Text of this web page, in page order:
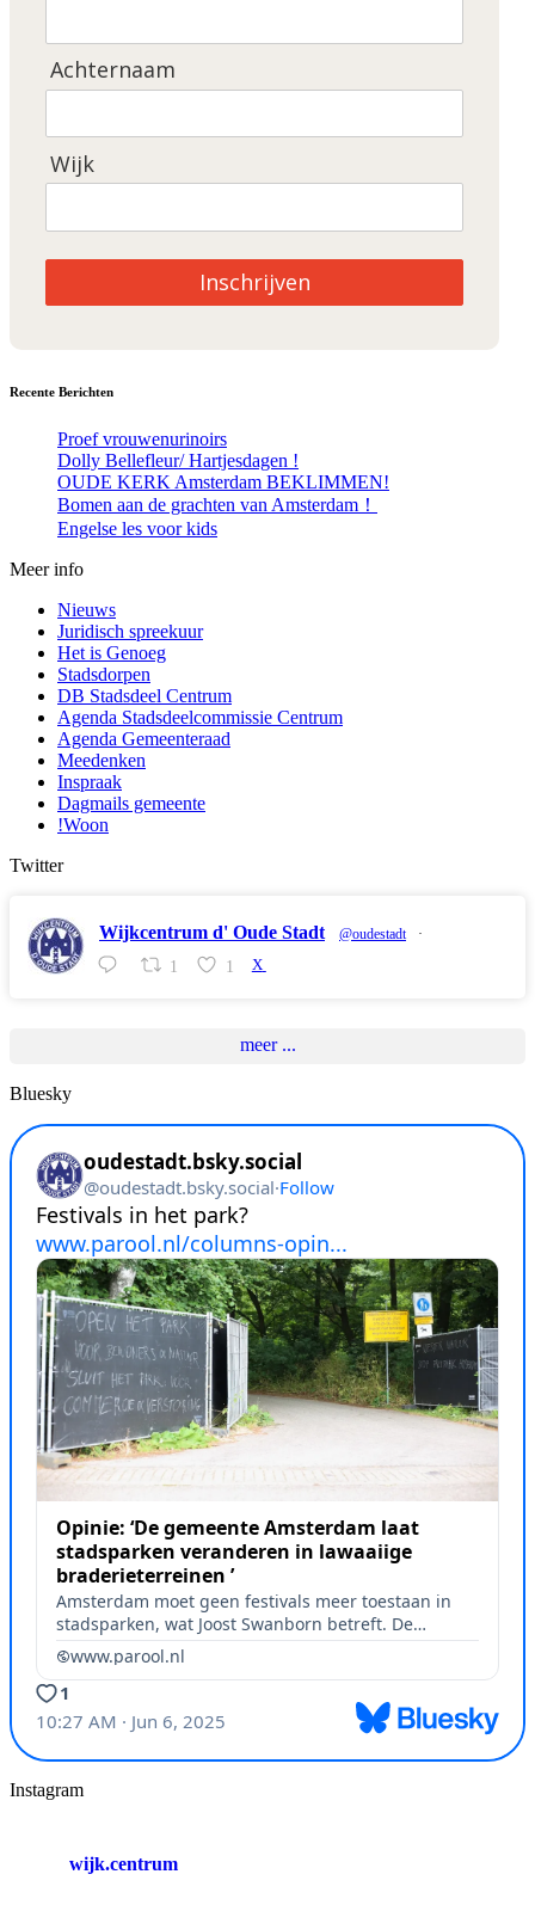
Achternaam
Wijk
Inschrijven
Recente Berichten
Proef vrouwenurinoirs
Dolly Bellefleur/ Hartjesdagen !
OUDE KERK Amsterdam BEKLIMMEN!
Bomen aan de grachten van Amsterdam！
Engelse les voor kids
Meer info
Nieuws
Juridisch spreekuur
Het is Genoeg
Stadsdorpen
DB Stadsdeel Centrum
Agenda Stadsdeelcommissie Centrum
Agenda Gemeenteraad
Meedenken
Inspraak
Dagmails gemeente
!Woon
Twitter
Wijkcentrum d' Oude Stadt @oudestadt ·
1 1 X
meer ...
Bluesky
Instagram
wijk.centrum